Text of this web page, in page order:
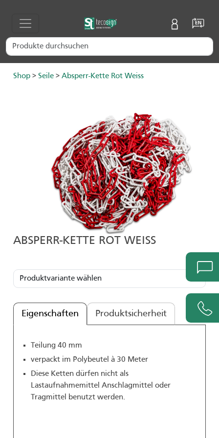
Shop > Seile > Absperr-Kette Rot Weiss
ABSPERR-KETTE ROT WEISS
Eigenschaften Produktsicherheit
Teilung 40 mm
verpackt im Polybeutel à 30 Meter
Diese Ketten dürfen nicht als
Lastaufnahmemittel Anschlagmittel oder
Tragmittel benutzt werden.